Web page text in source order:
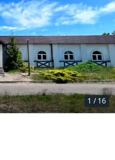
1 / 16